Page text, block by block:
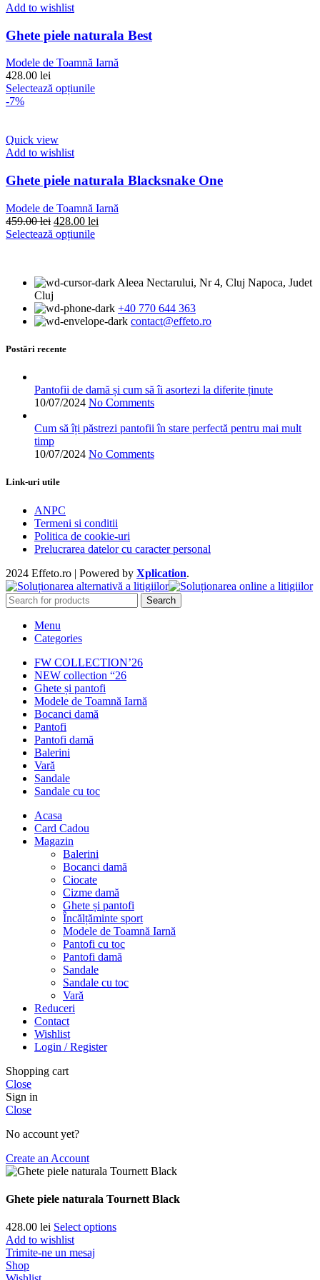
Opțiunile
pot
fi
alese
pagina
Add to wishlist
Ghete piele naturala Best
Modele de Toamnă Iarnă
428.00 lei
Selectează opțiunileAcest
pot
fi
alese
în
pagina
produsului.
-7%
Quick view
Add to wishlist
Ghete piele naturala Blacksnake One
Modele de Toamnă Iarnă
459.00lei Prețul
inițial
428.00 lei
Selectează opțiunileAcest
multe
Opțiunile
pot
produsului.
Aleea Nectarului, Nr 4, Cluj Napoca, Judet
Cluj
+40 770 644 363
contact@effeto.ro
Postări recente
Pantofii de damă și cum să îi asortezi la diferite ținute
10/07/2024 No Comments
Cum să îți păstrezi pantofii în stare perfectă pentru mai mult
timp
10/07/2024 No Comments
Link-uri utile
ANPC
Termeni si conditii
Politica de cookie-uri
Prelucrarea datelor cu caracter personal
2024 Effeto.ro | Powered by Xplication.
Search
Menu
Categories
FW COLLECTION’26
NEW collection “26
Ghete și pantofi
Modele de Toamnă Iarnă
Bocanci damă
Pantofi
Pantofi damă
Balerini
Vară
Sandale
Sandale cu toc
Acasa
Card Cadou
Magazin
Balerini
Bocanci damă
Ciocate
Cizme damă
Ghete și pantofi
Încălțăminte sport
Modele de Toamnă Iarnă
Pantofi cu toc
Pantofi damă
Sandale
Sandale cu toc
Vară
Reduceri
Contact
Wishlist
Login / Register
Shopping cart
Close
Sign in
Close
No account yet?
Create an Account
Ghete piele naturala Tournett Black
428.00 lei Select options
Add to wishlist
Trimite-ne un mesaj
Shop